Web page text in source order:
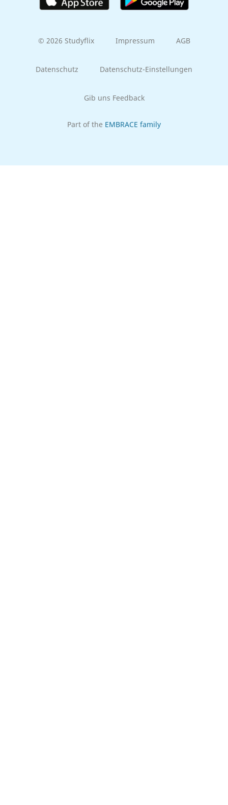
© 2026 Studyflix Impressum AGB
Datenschutz Datenschutz-Einstellungen
Gib uns Feedback
Part of the EMBRACE family